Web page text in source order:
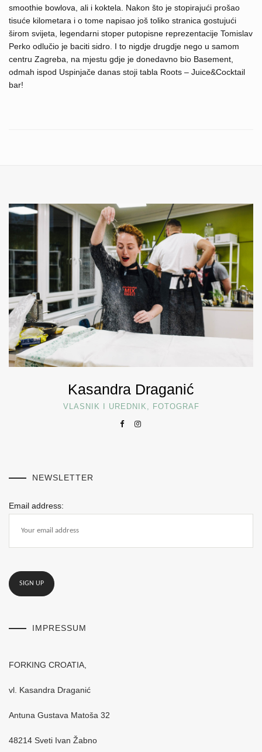
smoothie bowlova, ali i koktela. Nakon što je stopirajući prošao
tisuće kilometara i o tome napisao još toliko stranica gostujući
širom svijeta, legendarni stoper putopisne reprezentacije Tomislav
Perko odlučio je baciti sidro. I to nigdje drugdje nego u samom
centru Zagreba, na mjestu gdje je donedavno bio Basement,
odmah ispod Uspinjače danas stoji tabla Roots – Juice&Cocktail
bar!
Kasandra Draganić
VLASNIK I UREDNIK, FOTOGRAF
NEWSLETTER
Email address:
IMPRESSUM
FORKING CROATIA,
vl. Kasandra Draganić
Antuna Gustava Matoša 32
48214 Sveti Ivan Žabno